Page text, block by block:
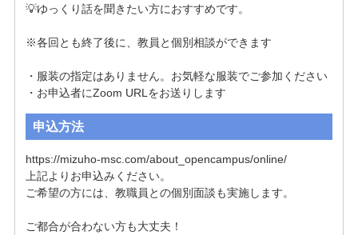
💡ゆっくり話を聞きたい方におすすめです。
※各回とも終了後に、教員と個別相談ができます
・服装の指定はありません。お気軽な服装でご参加ください
・お申込者にZoom URLをお送りします
申込方法
https://mizuho-msc.com/about_opencampus/online/
上記よりお申込みください。
ご希望の方には、教職員との個別面談も実施します。
ご都合が合わない方も大丈夫！